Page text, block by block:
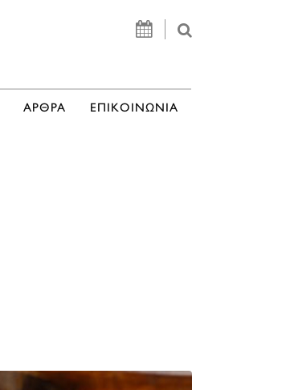
ΑΡΘΡΑ ΕΠΙΚΟΙΝΩΝΙΑ